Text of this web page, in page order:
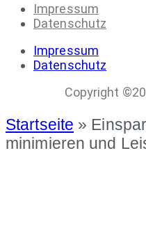
Impressum
Datenschutz
Impressum
Datenschutz
Copyright
Startseite »
minimieren und